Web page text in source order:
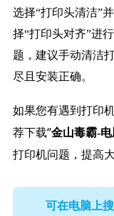
选择“打印头清洁”
择“打印头对齐”进
题，建议手动清洁
尽且安装正确。
如果您有遇到打印
荐下载“金山毒霸-
打印机问题，提高
可在电脑上